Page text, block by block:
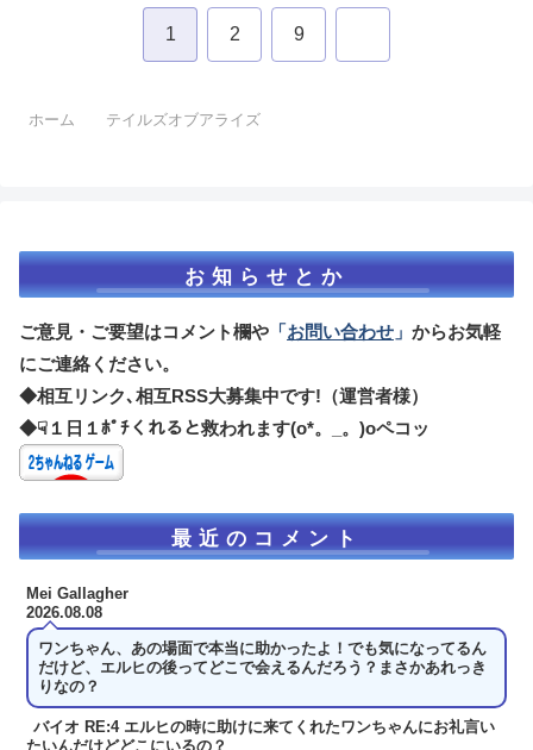
1 2 9
ホーム テイルズオブアライズ
お知らせとか
ご意見・ご要望はコメント欄や 「お問い合わせ 」 からお気軽
にご連絡ください。
◆相互リンク､相互RSS大募集中です!（運営者様）
◆☟１日１ﾎﾟﾁくれると救われます(o*。_。)oペコッ
最近のコメント
Mei Gallagher
2026.08.08
ワンちゃん、あの場面で本当に助かったよ！でも気になってるん
だけど、エルヒの後ってどこで会えるんだろう？まさかあれっき
りなの？
バイオ RE:4 エルヒの時に助けに来てくれたワンちゃんにお礼言い
たいんだけどどこにいるの？